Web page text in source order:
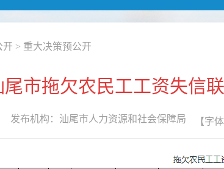
开 > 重大决策预公开
尾市拖欠农民工工资失信
发布机构： 汕尾市人力资源和社会保障局 【字